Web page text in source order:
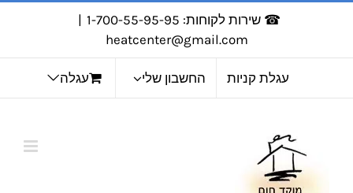
☎ שירות לקוחות: 1-700-55-95-95
|
heatcenter@gmail.com
עגלת קניות החשבון שלי עגלה